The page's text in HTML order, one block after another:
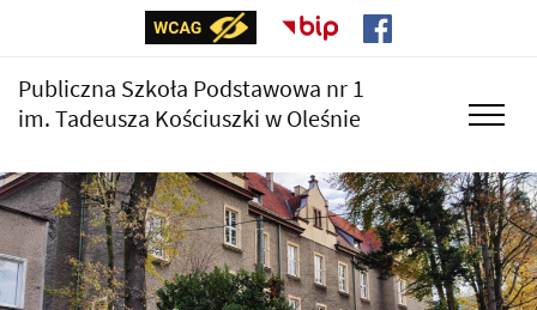
Publiczna Szkoła Podstawowa nr 1
im. Tadeusza Kościuszki w Oleśnie